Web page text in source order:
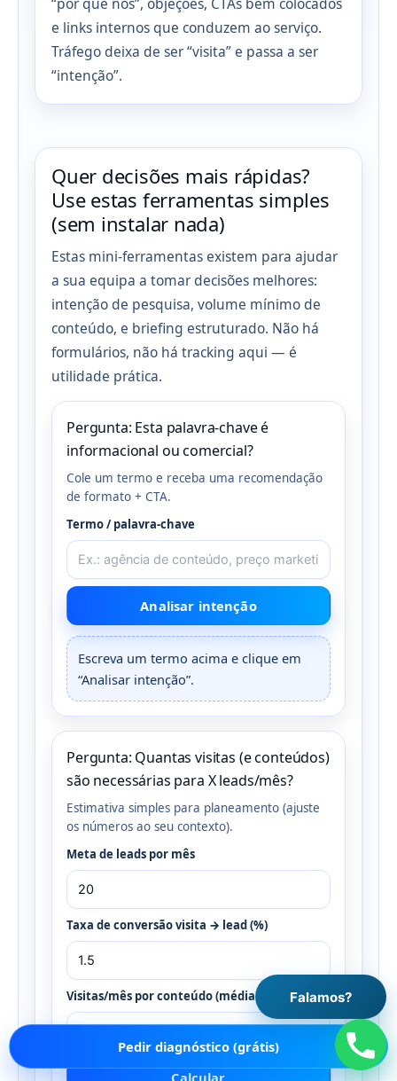
Pedir diagnóstico (grátis)
e links internos que conduzem ao serviço.
Tráfego deixa de ser “visita” e passa a ser
“intenção”.
Quer decisões mais rápidas?
Use estas ferramentas simples
(sem instalar nada)
Estas mini-ferramentas existem para ajudar
a sua equipa a tomar decisões melhores:
intenção de pesquisa, volume mínimo de
conteúdo, e briefing estruturado. Não há
formulários, não há tracking aqui — é
utilidade prática.
Pergunta: Esta palavra-chave é
informacional ou comercial?
Cole um termo e receba uma recomendação
de formato + CTA.
Termo / palavra-chave
Analisar intenção
Escreva um termo acima e clique em
“Analisar intenção”.
Pergunta: Quantas visitas (e conteúdos)
são necessárias para X leads/mês?
Estimativa simples para planeamento (ajuste
os números ao seu contexto).
Meta de leads por mês
Taxa de conversão visita → lead (%)
Visitas/mês por conteúdo (média esperada)Falamos?